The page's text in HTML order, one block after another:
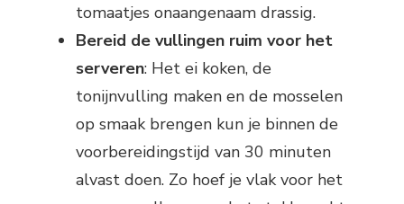
tomaatjes onaangenaam drassig.
Bereid de vullingen ruim voor het
serveren: Het ei koken, de
tonijnvulling maken en de mosselen
op smaak brengen kun je binnen de
voorbereidingstijd van 30 minuten
alvast doen. Zo hoef je vlak voor het